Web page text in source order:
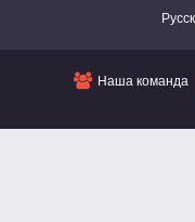
Наша команда